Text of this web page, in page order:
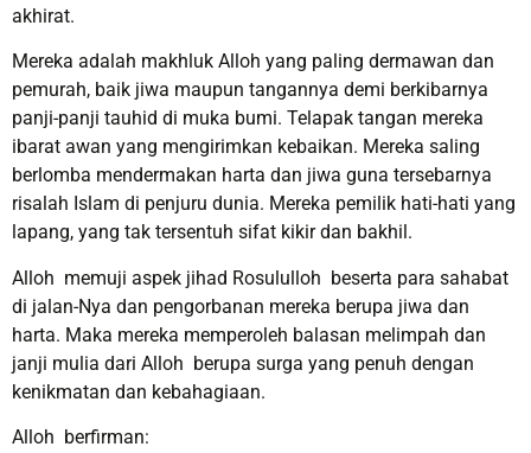
akhirat.
Mereka adalah makhluk Alloh yang paling dermawan dan
pemurah, baik jiwa maupun tangannya demi berkibarnya
panji-panji tauhid di muka bumi. Telapak tangan mereka
ibarat awan yang mengirimkan kebaikan. Mereka saling
berlomba mendermakan harta dan jiwa guna tersebarnya
risalah Islam di penjuru dunia. Mereka pemilik hati-hati yang
lapang, yang tak tersentuh sifat kikir dan bakhil.
Alloh memuji aspek jihad Rosululloh beserta para sahabat
di jalan-Nya dan pengorbanan mereka berupa jiwa dan
harta. Maka mereka memperoleh balasan melimpah dan
janji mulia dari Alloh berupa surga yang penuh dengan
kenikmatan dan kebahagiaan.
Alloh berfirman: